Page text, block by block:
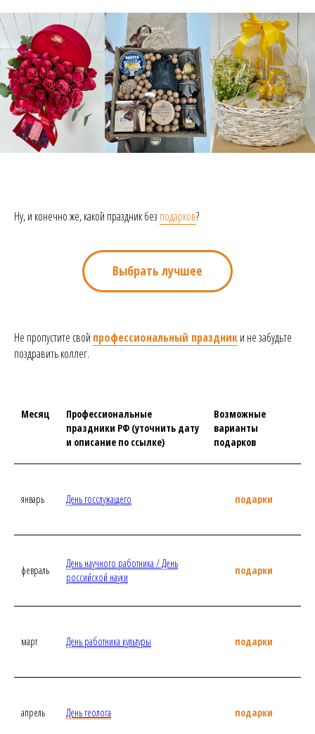
Ну, и конечно же, какой праздник без подарков?
Выбрать лучшее
Не пропустите свой профессиональный праздники не забудьте
поздравить коллег.
Месяц
Профессиональные
праздники РФ (уточнить дату
и описание по ссылке)
Возможные
варианты
подарков
январь День госслужащего подарки
февраль
День научного работника / День
российской науки
подарки
март День работника культуры подарки
апрель День геолога подарки